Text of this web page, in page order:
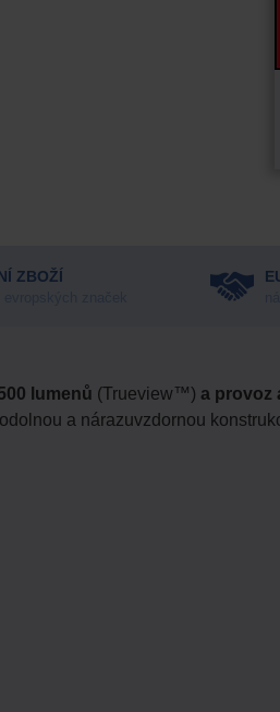
ZBOŽÍ
lumenů (Trueview™) a provoz
a nárazuvzdornou